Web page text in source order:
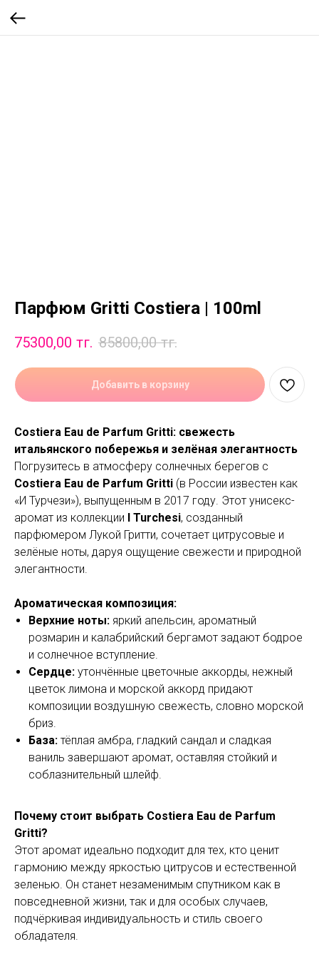
Парфюм Gritti Costiera | 100ml
75300,00 тг. 85800,00 тг.
Добавить в корзину
Costiera Eau de Parfum Gritti: свежесть
итальянского побережья и зелёная элегантность
Погрузитесь в атмосферу солнечных берегов с
Costiera Eau de Parfum Gritti (в России известен как
«И Турчези»), выпущенным в 2017 году. Этот унисекс-
аромат из коллекции
I Turchesi, созданный
парфюмером Лукой Гритти, сочетает цитрусовые и
зелёные ноты, даруя ощущение свежести и природной
элегантности.
Ароматическая композиция:
Верхние ноты: яркий апельсин, ароматный
розмарин и калабрийский бергамот задают бодрое
и солнечное вступление.
Сердце: утончённые цветочные аккорды, нежный
цветок лимона и морской аккорд придают
композиции воздушную свежесть, словно морской
бриз.
База: тёплая амбра, гладкий сандал и сладкая
ваниль завершают аромат, оставляя стойкий и
соблазнительный шлейф.
Почему стоит выбрать Costiera Eau de Parfum
Gritti?
Этот аромат идеально подходит для тех, кто ценит
гармонию между яркостью цитрусов и естественной
зеленью. Он станет незаменимым спутником как в
повседневной жизни, так и для особых случаев,
подчёркивая индивидуальность и стиль своего
обладателя.